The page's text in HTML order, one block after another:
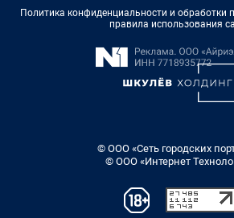
Политика конфиденциальности и обработки
правила использования
© ООО «Сеть городских
© ООО «Интернет